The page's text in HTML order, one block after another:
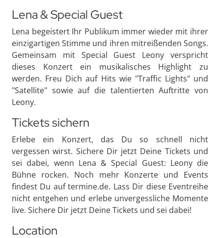
Lena & Special Guest
Lena begeistert Ihr Publikum immer wieder mit ihrer
einzigartigen Stimme und ihren mitreißenden Songs.
Gemeinsam mit Special Guest Leony verspricht
dieses Konzert ein musikalisches Highlight zu
werden. Freu Dich auf Hits wie "Traffic Lights" und
"Satellite" sowie auf die talentierten Auftritte von
Leony.
Tickets sichern
Erlebe ein Konzert, das Du so schnell nicht
vergessen wirst. Sichere Dir jetzt Deine Tickets und
sei dabei, wenn Lena & Special Guest: Leony die
Bühne rocken. Noch mehr Konzerte und Events
findest Du auf termine.de. Lass Dir diese Eventreihe
nicht entgehen und erlebe unvergessliche Momente
live. Sichere Dir jetzt Deine Tickets und sei dabei!
Location